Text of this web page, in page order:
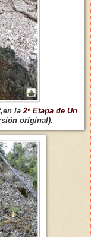
la2ª Etapa de Un
original).